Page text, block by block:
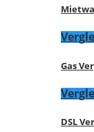
Gas
DSL